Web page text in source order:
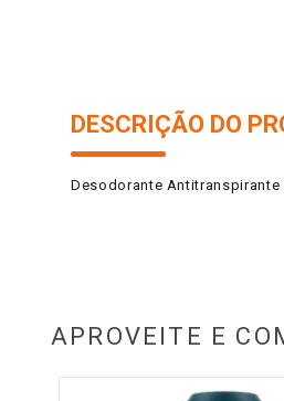
DESCRIÇÃO DO
Desodorante Antitranspirante
APROVEITE E